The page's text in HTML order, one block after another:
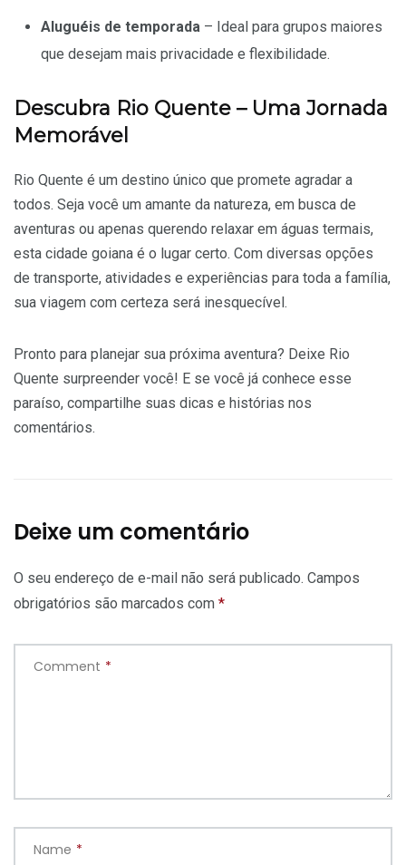
Aluguéis de temporada – Ideal para grupos maiores
que desejam mais privacidade e flexibilidade.
Descubra Rio Quente – Uma Jornada
Memorável
Rio Quente é um destino único que promete agradar a
todos. Seja você um amante da natureza, em busca de
aventuras ou apenas querendo relaxar em águas termais,
esta cidade goiana é o lugar certo. Com diversas opções
de transporte, atividades e experiências para toda a família,
sua viagem com certeza será inesquecível.
Pronto para planejar sua próxima aventura? Deixe Rio
Quente surpreender você! E se você já conhece esse
paraíso, compartilhe suas dicas e histórias nos
comentários.
Deixe um comentário
O seu endereço de e-mail não será publicado. Campos
obrigatórios são marcados com *
Comment *
Name *